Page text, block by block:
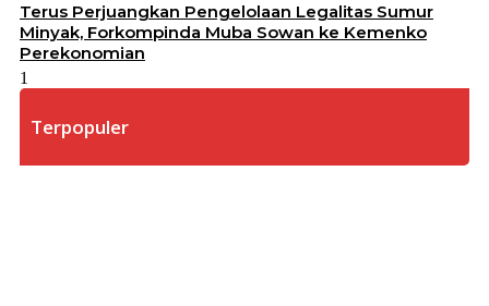
Terus Perjuangkan Pengelolaan Legalitas Sumur
Minyak, Forkompinda Muba Sowan ke Kemenko
Perekonomian
Terpopuler